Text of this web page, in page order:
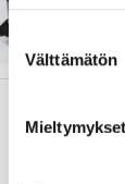
Suostumuksen
valinta
Välttämätön
Mieltymykset